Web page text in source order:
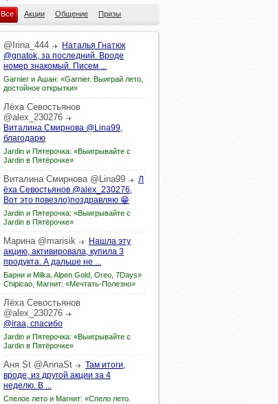
Все Акции Общение Призы
@Irina_444
Наталья Гнатюк
@gnatok, за последний. Вроде
номер знакомый. Писем ...
Garnier и Ашан: «Garnier. Выиграй лето,
достойное открытки»
Лёха Севостьянов
@alex_230276
Виталина Смирнова @Lina99,
благодарю
Jardin и Пятерочка: «Выигрывайте с
Jardin в Пятёрочке»
Виталина Смирнова @Lina99
Л
ёха Севостьянов @alex_230276,
Вот это повезло)поздравляю 😁
Jardin и Пятерочка: «Выигрывайте с
Jardin в Пятёрочке»
Марина @marisik
Нашла эту
акцию, активировала, купила 3
продукта. А дальше не ...
Барни и Milka, Alpen Gold, Oreo, 7Days»
Chipicao, Магнит: «Мечтать-Полезно»
Лёха Севостьянов
@alex_230276
@iraa, спасибо
Jardin и Пятерочка: «Выигрывайте с
Jardin в Пятёрочке»
Аня St @AnnaSt
Там итоги,
вроде, из другой акции за 4
неделю. В ...
Спелое лето и Магнит: «Спело лето.